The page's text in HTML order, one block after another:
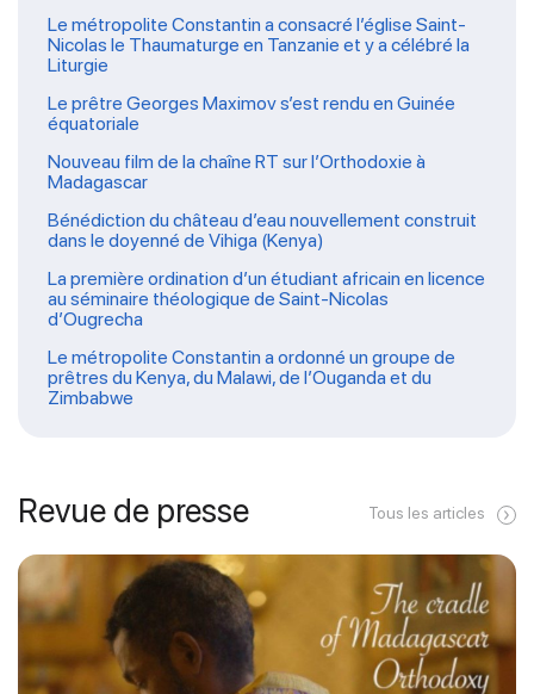
Le métropolite Constantin a consacré l’église Saint-
Nicolas le Thaumaturge en Tanzanie et y a célébré la
Liturgie
Le prêtre Georges Maximov s’est rendu en Guinée
équatoriale
Nouveau film de la chaîne RT sur l’Orthodoxie à
Madagascar
Bénédiction du château d’eau nouvellement construit
dans le doyenné de Vihiga (Kenya)
La première ordination d’un étudiant africain en licence
au séminaire théologique de Saint-Nicolas
d’Ougrecha
Le métropolite Constantin a ordonné un groupe de
prêtres du Kenya, du Malawi, de l’Ouganda et du
Zimbabwe
Revue de presse Tous les articles